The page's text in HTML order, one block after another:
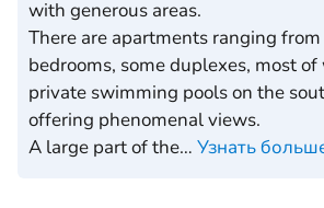
with generous areas.
There are apartments ranging
bedrooms, some duplexes, most
private swimming pools on the
offering phenomenal views.
A large part of the… Узнать